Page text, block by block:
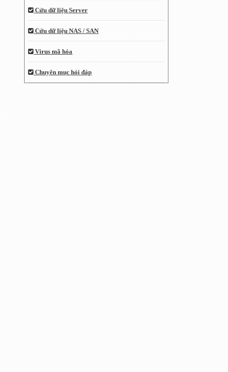
Cứu dữ liệu Server
Cứu dữ liệu NAS / SAN
Virus mã hóa
Chuyên mục hỏi đáp